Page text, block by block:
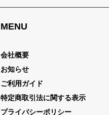
MENU
会社概要
お知らせ
ご利用ガイド
特定商取引法に関する表示
プライバシーポリシー